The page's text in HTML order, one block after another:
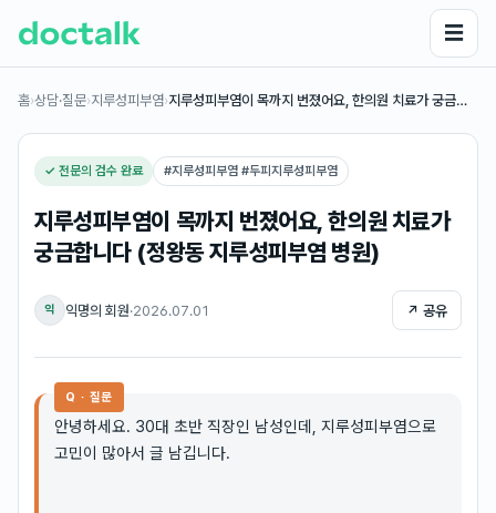
☰
홈›상담·질문›지루성피부염›지루성피부염이 목까지 번졌어요, 한의원 치료가 궁금…
✓ 전문의 검수 완료 #지루성피부염 #두피지루성피부염
지루성피부염이 목까지 번졌어요, 한의원 치료가
궁금합니다 (정왕동 지루성피부염 병원)
익 익명의 회원·2026.07.01 ↗ 공유
Q · 질문
안녕하세요. 30대 초반 직장인 남성인데, 지루성피부염으로
고민이 많아서 글 남깁니다.